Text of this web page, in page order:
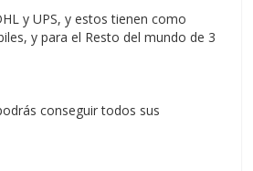
y UPS, y estos tienen como
y para el Resto del mundo de 3
conseguir todos sus